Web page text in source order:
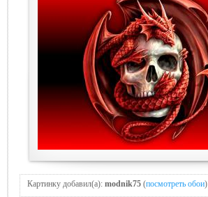
Картинку добавил(а): modnik75 (посмотреть обои)